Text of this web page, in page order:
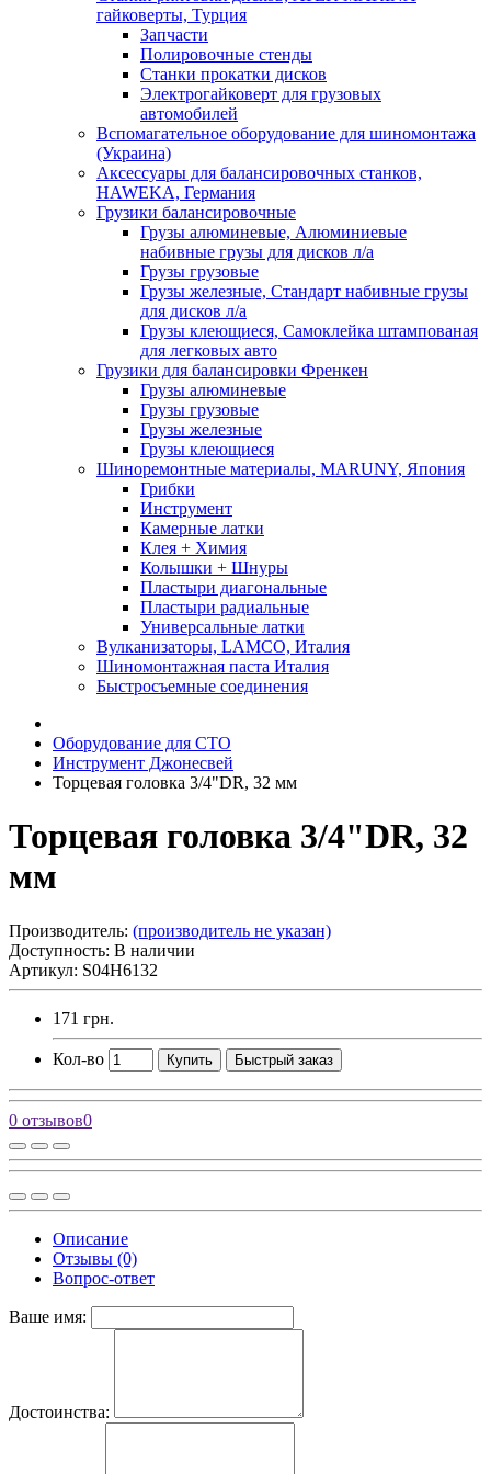
гайковерты, Турция
Запчасти
Полировочные стенды
Станки прокатки дисков
Электрогайковерт для грузовых
автомобилей
Вспомагательное оборудование для шиномонтажа
(Украина)
Аксессуары для балансировочных станков,
HAWEKA, Германия
Грузики балансировочные
Грузы алюминевые, Алюминиевые
набивные грузы для дисков л/а
Грузы грузовые
Грузы железные, Cтандарт набивные грузы
для дисков л/а
Грузы клеющиеся, Самоклейка штампованая
для легковых авто
Грузики для балансировки Френкен
Грузы алюминевые
Грузы грузовые
Грузы железные
Грузы клеющиеся
Шиноремонтные материалы, MARUNY, Япония
Грибки
Инструмент
Камерные латки
Клея + Химия
Колышки + Шнуры
Пластыри диагональные
Пластыри радиальные
Универсальные латки
Вулканизаторы, LAMCO, Италия
Шиномонтажная паста Италия
Быстросъемные соединения
Оборудование для СТО
Инструмент Джонесвей
Торцевая головка 3/4"DR, 32 мм
Торцевая головка 3/4"DR, 32
мм
Производитель: (производитель не указан)
Доступность: В наличии
Артикул: S04H6132
171 грн.
Кол-во Купить Быстрый заказ
0 отзывов0
Описание
Отзывы (0)
Вопрос-ответ
Ваше имя:
Достоинства: